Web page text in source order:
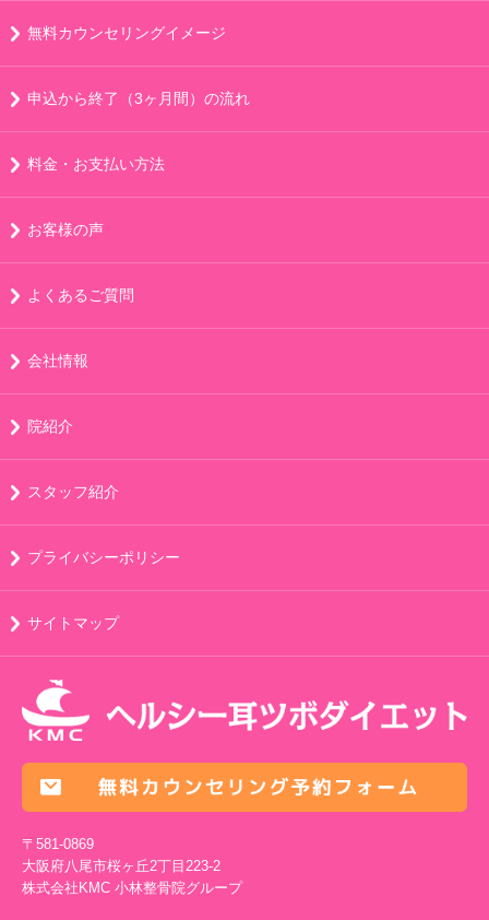
無料カウンセリングイメージ
申込から終了（3ヶ月間）の流れ
料金・お支払い方法
お客様の声
よくあるご質問
会社情報
院紹介
スタッフ紹介
プライバシーポリシー
サイトマップ
〒581-0869
大阪府八尾市桜ヶ丘2丁目223-2
株式会社KMC 小林整骨院グループ